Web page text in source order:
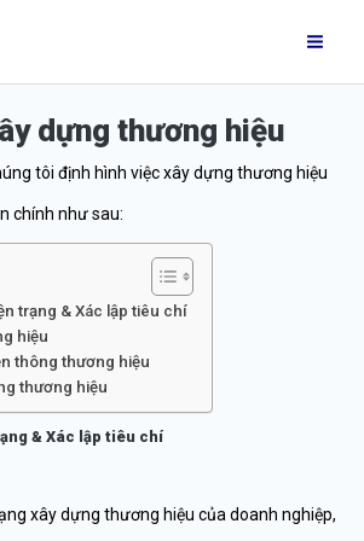
dựng thương hiệu
tôi định hình việc xây dựng thương hiệu
chính như sau:
trạng & Xác lập tiêu chí
hiệu
thông thương hiệu
thương hiệu
& Xác lập tiêu chí
xây dựng thương hiệu của doanh nghiệp,